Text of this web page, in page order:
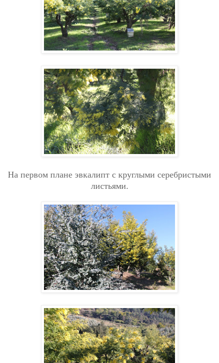
На первом плане эвкалипт с круглыми серебристыми
листьями.